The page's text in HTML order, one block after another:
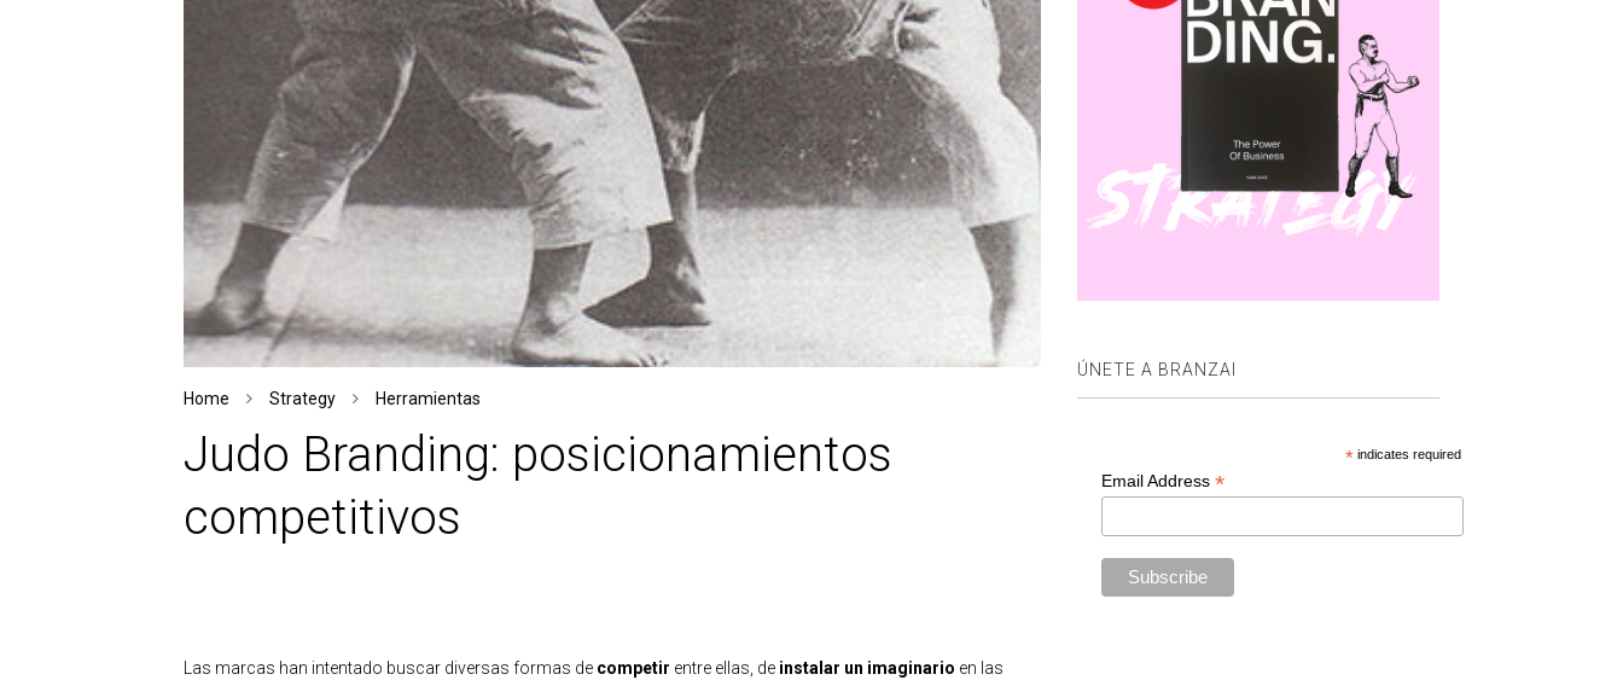
Home Strategy Herramientas
Judo Branding: posicionamientos
competitivos
Las marcas han intentado buscar diversas formas de competir entre ellas, de instalar un imaginario en las
ÚNETE A BRANZAI
*indicates required
Email Address *